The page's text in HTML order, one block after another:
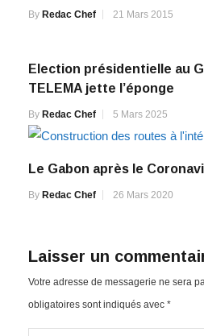
By Redac Chef 21 Mars 2015
Election présidentielle au
TELEMA jette l’éponge
By Redac Chef 5 Mars 2025
Le Gabon après le
By Redac Chef 26 Mars 2020
Laisser un
Votre adresse de messagerie ne sera
obligatoires sont indiqués avec *